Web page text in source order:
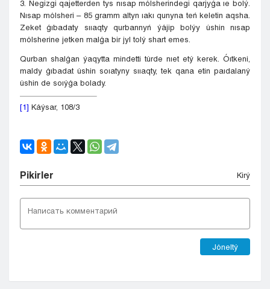
3. Negizgi qajetterden tys nısap mólsherindegi qarjyǵa ıe bolý.
Nısap mólsheri – 85 gramm altyn ıakı qunyna teń keletin aqsha.
Zeket ǵıbadaty sııaqty qurbannyń ýájip bolýy úshin nısap
mólsherine jetken malǵa bir jyl tolý shart emes.
Qurban shalǵan ýaqytta mindetti túrde nıet etý kerek. Óıtkeni,
maldy ǵıbadat úshin soıatyny sııaqty, tek qana etin paıdalaný
úshin de soıýǵa bolady.
[1] Káýsar, 108/3
Pіkіrler Kіrý
Jóneltý